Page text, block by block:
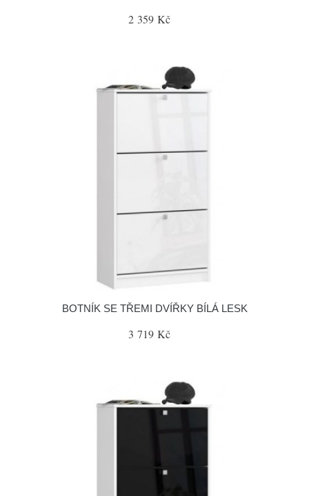
2 359 Kč
BOTNÍK SE TŘEMI DVÍŘKY BÍLÁ LESK
3 719 Kč